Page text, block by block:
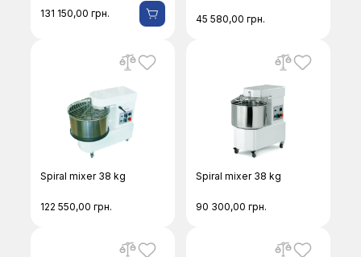
131 150,00грн. 45 580,00грн.
Spiral mixer 38 kg
122 550,00грн.
Spiral mixer 38 kg
90 300,00грн.